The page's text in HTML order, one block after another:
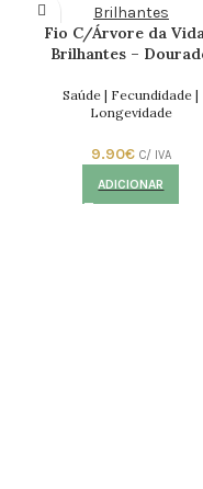
Fio C/Árvore da
Brilhantes –
Saúde | Fecundidade |
Longevidade
9.90€ C/ IVA
ADICIONAR